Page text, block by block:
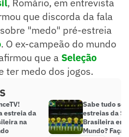
que discorda da fala
"medo" pré-estreia
. O ex-campeão do mundo
que a Seleção
ter medo dos jogos.
estreia da
na
Sabe tudo
estreias da
Brasileira em
Mundo? Faça